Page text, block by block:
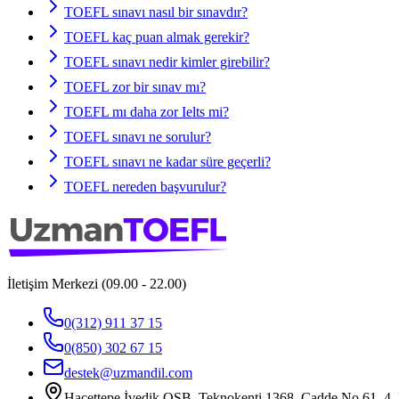
TOEFL sınavı nasıl bir sınavdır?
TOEFL kaç puan almak gerekir?
TOEFL sınavı nedir kimler girebilir?
TOEFL zor bir sınav mı?
TOEFL mı daha zor Ielts mi?
TOEFL sınavı ne sorulur?
TOEFL sınavı ne kadar süre geçerli?
TOEFL nereden başvurulur?
İletişim Merkezi (09.00 - 22.00)
0(312) 911 37 15
0(850) 302 67 15
destek@uzmandil.com